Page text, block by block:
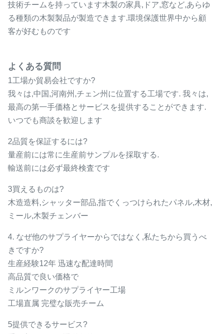
技術チームを持っています木製の家具,ドア,窓など,あらゆ
る種類の木製製品が製造できます.環境保護世界中から顧
客が好むものです
よくある質問
1工場か貿易会社ですか?
我々は,中国,河南州,チェン州に位置する工場です. 我々は,
最高の第一手価格とサービスを提供することができます.
いつでも商談を歓迎します
2品質を保証するには?
量産前には常に生産前サンプルを採取する.
輸送前には必ず最終検査です
3買えるものは?
木造造料,シャッター部品,指でくっつけられたパネル,木材,
ミール,木製チェンバー
4. なぜ他のサプライヤーからではなく,私たちから買うべ
きですか?
生産経験12年 迅速な配達時間
高品質で良い価格で
ミルンワークのサプライヤー工場
工場直属 完璧な販売チーム
5提供できるサービス?